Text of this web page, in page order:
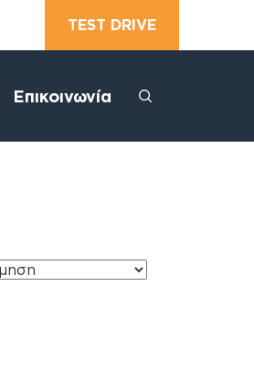
TEST DRIVE
Επικοινωνία